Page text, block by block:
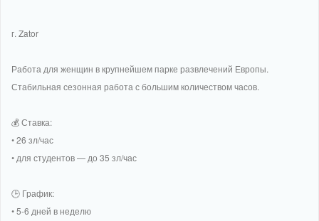
г. Zator
Работа для женщин в крупнейшем парке развлечений Европы.
Стабильная сезонная работа с большим количеством часов.
💰 Ставка:
• 26 зл/час
• для студентов — до 35 зл/час
🕒 График:
• 5-6 дней в неделю